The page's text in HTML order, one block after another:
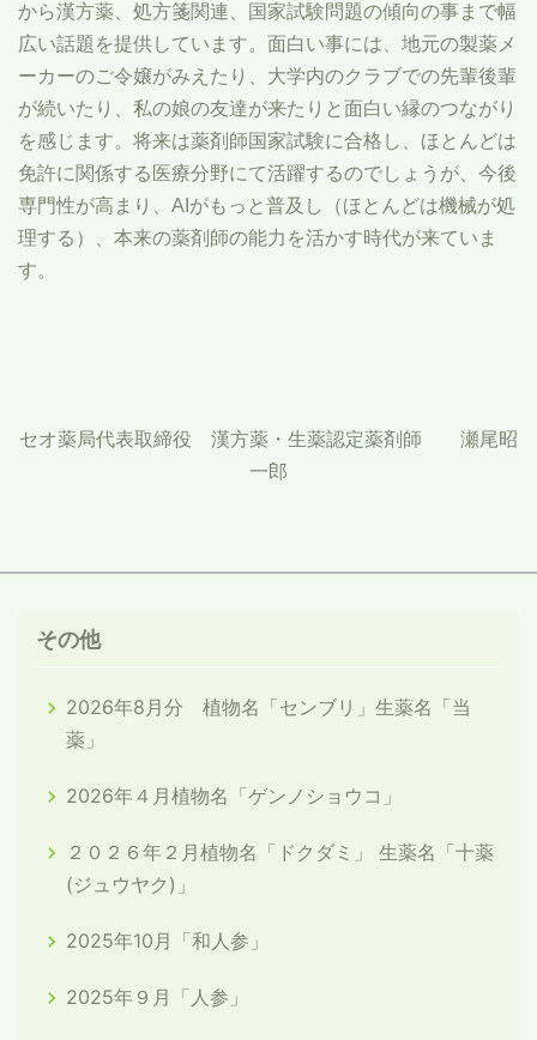
から漢方薬、処方箋関連、国家試験問題の傾向の事まで幅
広い話題を提供しています。面白い事には、地元の製薬メ
ーカーのご令嬢がみえたり、大学内のクラブでの先輩後輩
が続いたり、私の娘の友達が来たりと面白い縁のつながり
を感じます。将来は薬剤師国家試験に合格し、ほとんどは
免許に関係する医療分野にて活躍するのでしょうが、今後
専門性が高まり、 AI がもっと普及し（ほとんどは機械が処
理する）、本来の薬剤師の能力を活かす時代が来ていま
す。
セオ薬局代表取締役 漢方薬・生薬認定薬剤師 瀬尾昭
一郎
その他
2026年8月分 植物名「センブリ」生薬名「当
薬」
2026年４月植物名「ゲンノショウコ」
２０２６年２月植物名「ドクダミ」 生薬名「十薬
(ジュウヤク)」
2025年10月「和人参」
2025年９月「人参」